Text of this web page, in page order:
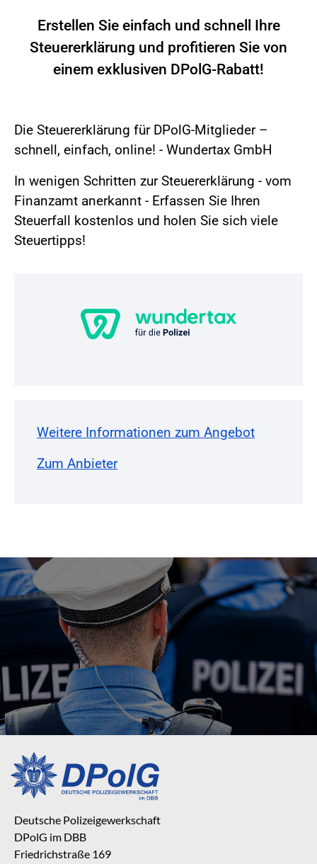
Erstellen Sie einfach und schnell Ihre
Steuererklärung und profitieren Sie von
einem exklusiven DPolG-Rabatt!
Die Steuererklärung für DPolG-Mitglieder –
schnell, einfach, online! - Wundertax GmbH
In wenigen Schritten zur Steuererklärung - vom
Finanzamt anerkannt - Erfassen Sie Ihren
Steuerfall kostenlos und holen Sie sich viele
Steuertipps!
Weitere Informationen zum Angebot
Zum Anbieter
Deutsche Polizeigewerkschaft
DPolG im DBB
Friedrichstraße 169